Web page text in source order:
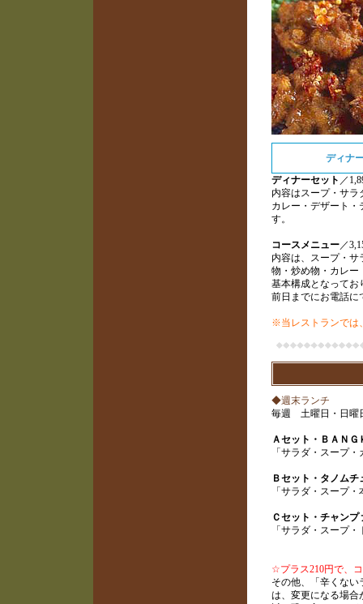
ディナ
ディナーセット ／
内容はスープ・サ
カレー・デザート
す。
コースメニュー／
内容は、スープ・サ
物・炒め物・カレー
基本構成となってお
前日までにお電話に
※当レストランでは
◆週末ランチ
毎週 土曜日・日曜
Ａセット・ＢＡＮ
「サラダ・スープ
Ｂセット・タノム
「サラダ・スープ
Ｃセット・チャンプ
「サラダ・スープ
☆プラス210円で、
その他、「辛くな
は、変更になる場合